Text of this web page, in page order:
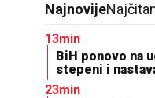
Najnovije
13min
BiH ponovo na
stepeni i
23min